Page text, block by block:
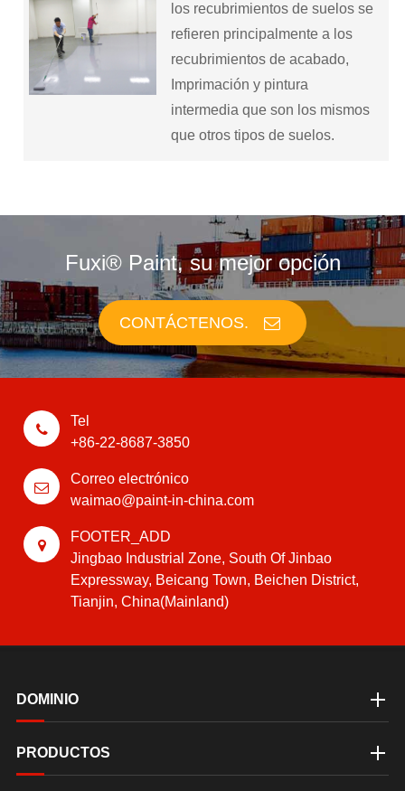
los recubrimientos de suelos se
refieren principalmente a los
recubrimientos de acabado,
Imprimación y pintura
intermedia que son los mismos
que otros tipos de suelos.
Fuxi® Paint, su mejor opción
CONTÁCTENOS.
Tel
+86-22-8687-3850
Correo electrónico
waimao@paint-in-china.com
FOOTER_ADD
Jingbao Industrial Zone, South Of Jinbao
Expressway, Beicang Town, Beichen District,
Tianjin, China(Mainland)
DOMINIO
PRODUCTOS